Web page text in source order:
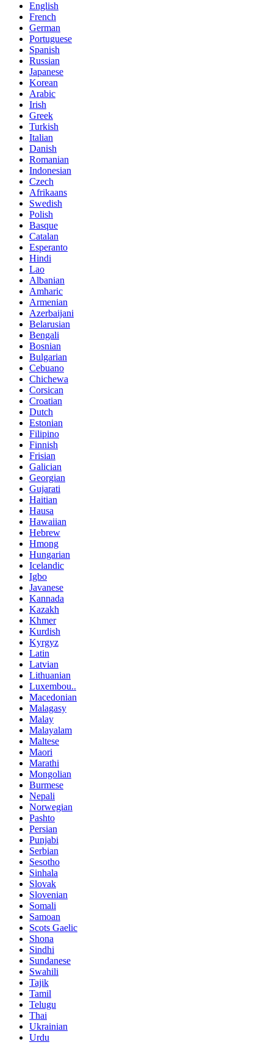
English
French
German
Portuguese
Spanish
Russian
Japanese
Korean
Arabic
Irish
Greek
Turkish
Italian
Danish
Romanian
Indonesian
Czech
Afrikaans
Swedish
Polish
Basque
Catalan
Esperanto
Hindi
Lao
Albanian
Amharic
Armenian
Azerbaijani
Belarusian
Bengali
Bosnian
Bulgarian
Cebuano
Chichewa
Corsican
Croatian
Dutch
Estonian
Filipino
Finnish
Frisian
Galician
Georgian
Gujarati
Haitian
Hausa
Hawaiian
Hebrew
Hmong
Hungarian
Icelandic
Igbo
Javanese
Kannada
Kazakh
Khmer
Kurdish
Kyrgyz
Latin
Latvian
Lithuanian
Luxembou..
Macedonian
Malagasy
Malay
Malayalam
Maltese
Maori
Marathi
Mongolian
Burmese
Nepali
Norwegian
Pashto
Persian
Punjabi
Serbian
Sesotho
Sinhala
Slovak
Slovenian
Somali
Samoan
Scots Gaelic
Shona
Sindhi
Sundanese
Swahili
Tajik
Tamil
Telugu
Thai
Ukrainian
Urdu